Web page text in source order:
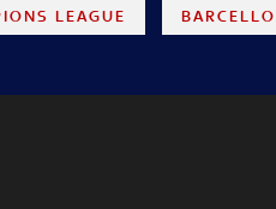
LEAGUE